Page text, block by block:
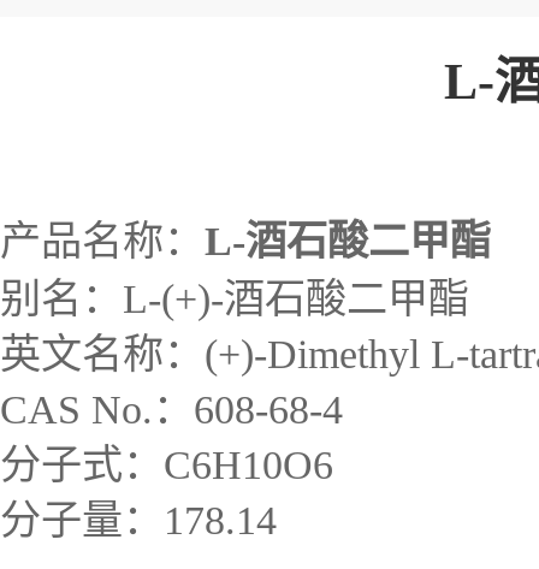
L-
产品名称： L-酒石酸二甲酯
别名：L-(+)-酒石酸二甲酯
英文名称：(+)-Dimethyl L-
CAS No.：608-68-4
分子式：C6H10O6
分子量：178.14